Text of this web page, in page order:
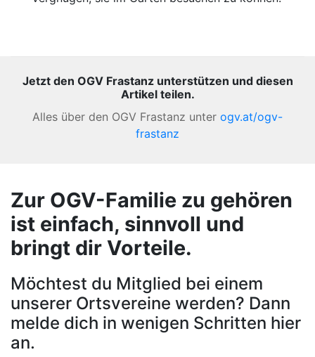
Jetzt den OGV Frastanz unterstützen und diesen
Artikel teilen.
Alles über den OGV Frastanz unter ogv.at/ogv-
frastanz
Zur OGV-Familie zu gehören
ist einfach, sinnvoll und
bringt dir Vorteile.
Möchtest du Mitglied bei einem
unserer Ortsvereine werden? Dann
melde dich in wenigen Schritten hier
an.